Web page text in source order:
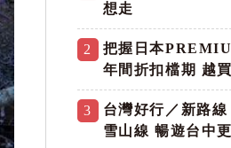
想走
2
把握日本
年間折扣檔期 越
3
台灣好行／新路
雪山線 暢遊台中